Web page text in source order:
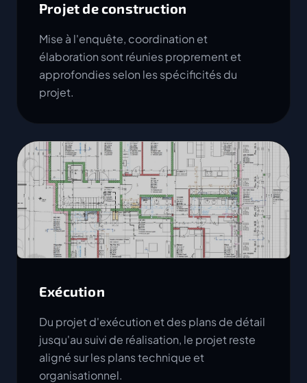
Projet de construction
Mise à l'enquête, coordination et
élaboration sont réunies proprement et
approfondies selon les spécificités du
projet.
Exécution
Du projet d'exécution et des plans de détail
jusqu'au suivi de réalisation, le projet reste
aligné sur les plans technique et
organisationnel.